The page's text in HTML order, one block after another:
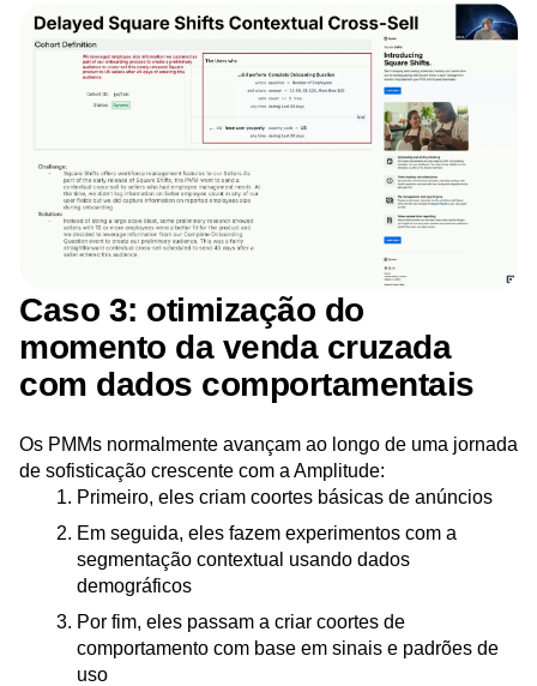
Caso 3: otimização do
momento da venda cruzada
com dados comportamentais
Os PMMs normalmente avançam ao longo de uma jornada
de sofisticação crescente com a Amplitude:
Primeiro, eles criam coortes básicas de anúncios
Em seguida, eles fazem experimentos com a
segmentação contextual usando dados
demográficos
Por fim, eles passam a criar coortes de
comportamento com base em sinais e padrões de
uso